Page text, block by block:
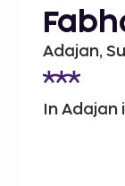
Adajan,
In Adajan